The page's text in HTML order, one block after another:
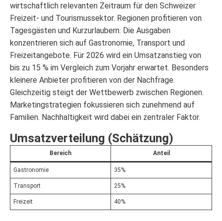
wirtschaftlich relevanten Zeitraum für den Schweizer
Freizeit- und Tourismussektor. Regionen profitieren von
Tagesgästen und Kurzurlaubern. Die Ausgaben
konzentrieren sich auf Gastronomie, Transport und
Freizeitangebote. Für 2026 wird ein Umsatzanstieg von
bis zu 15 % im Vergleich zum Vorjahr erwartet. Besonders
kleinere Anbieter profitieren von der Nachfrage.
Gleichzeitig steigt der Wettbewerb zwischen Regionen.
Marketingstrategien fokussieren sich zunehmend auf
Familien. Nachhaltigkeit wird dabei ein zentraler Faktor.
Umsatzverteilung (Schätzung)
Bereich Anteil
Gastronomie 35%
Transport 25%
Freizeit 40%